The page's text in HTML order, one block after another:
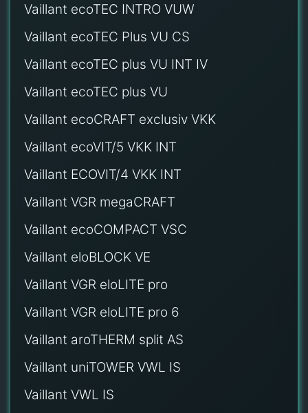
Vaillant ecoTEC INTRO VUW
Vaillant ecoTEC Plus VU CS
Vaillant ecoTEC plus VU INT IV
Vaillant ecoTEC plus VU
Vaillant ecoCRAFT exclusiv VKK
Vaillant ecoVIT/5 VKK INT
Vaillant ECOVIT/4 VKK INT
Vaillant VGR megaCRAFT
Vaillant ecoCOMPACT VSC
Vaillant eloBLOCK VE
Vaillant VGR eloLITE pro
Vaillant VGR eloLITE pro 6
Vaillant aroTHERM split AS
Vaillant uniTOWER VWL IS
Vaillant VWL IS